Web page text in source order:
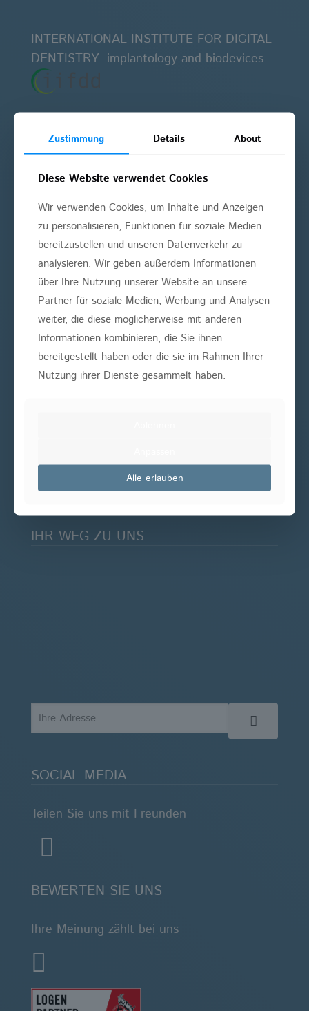
INTERNATIONAL INSTITUTE FOR DIGITAL
DENTISTRY -implantology and biodevices-
ÜBERSICHT
Bleaching
Implantate
Kieferorthopädie
Kinderzahnheilkunde
Parodontologie
Schnarchtherapie
Samstags nach Vereinbarung
IHR WEG ZU UNS
SOCIAL MEDIA
Teilen Sie uns mit Freunden
BEWERTEN SIE UNS
Ihre Meinung zählt bei uns
Zustimmung Details About
Diese Website verwendet Cookies
Wir verwenden Cookies, um Inhalte und Anzeigen
zu personalisieren, Funktionen für soziale Medien
bereitzustellen und unseren Datenverkehr zu
analysieren. Wir geben außerdem Informationen
über Ihre Nutzung unserer Website an unsere
Partner für soziale Medien, Werbung und Analysen
weiter, die diese möglicherweise mit anderen
Informationen kombinieren, die Sie ihnen
bereitgestellt haben oder die sie im Rahmen Ihrer
Nutzung ihrer Dienste gesammelt haben.
Alle erlauben